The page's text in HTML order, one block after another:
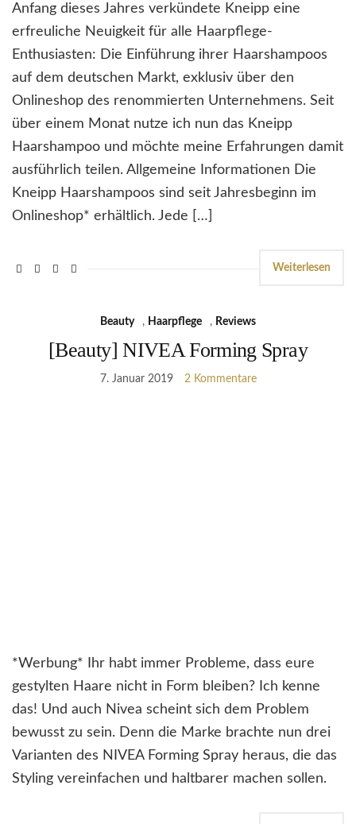
Anfang dieses Jahres verkündete Kneipp eine
erfreuliche Neuigkeit für alle Haarpflege-
Enthusiasten: Die Einführung ihrer Haarshampoos
auf dem deutschen Markt, exklusiv über den
Onlineshop des renommierten Unternehmens. Seit
über einem Monat nutze ich nun das Kneipp
Haarshampoo und möchte meine Erfahrungen damit
ausführlich teilen. Allgemeine Informationen Die
Kneipp Haarshampoos sind seit Jahresbeginn im
Onlineshop* erhältlich. Jede […]
Weiterlesen
Beauty , Haarpflege , Reviews
[Beauty] NIVEA Forming Spray
7. Januar 2019 2 Kommentare
*Werbung* Ihr habt immer Probleme, dass eure
gestylten Haare nicht in Form bleiben? Ich kenne
das! Und auch Nivea scheint sich dem Problem
bewusst zu sein. Denn die Marke brachte nun drei
Varianten des NIVEA Forming Spray heraus, die das
Styling vereinfachen und haltbarer machen sollen.